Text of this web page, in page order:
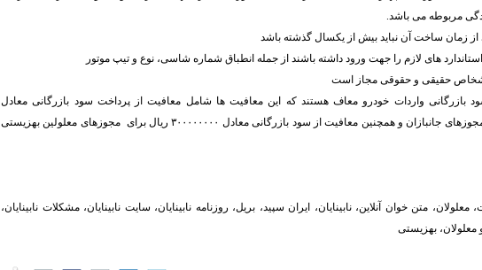
مربوطه می باشد.
از زمان ساخت آن نباید بیش از یکسال گذشته باشد
استاندارد های لازم را جهت ورود داشته باشند از جمله انطباق شماره شاسی، نوع و تیپ موتور
حقیقی و حقوقی مجاز است
بازرگانی واردات خودرو معاف هستند که این معافیت ها شامل معافیت از پرداخت سود بازرگانی معادل
۳۰۰۰۰۰۰۰۰ریال برای مجوزهای جانبازان و همچنین معافیت از سود بازرگانی معادل ۳۰۰۰۰۰۰۰۰ ریال برای مجوزهای معلولین بهزیستی
معلولان، متن خوان آنلاین، نابینایان، ایران سپید، بریل، روزنامه نابینایان، سایت نابینایان، مشکلات نابینایان،
معلولان، بهزیستی